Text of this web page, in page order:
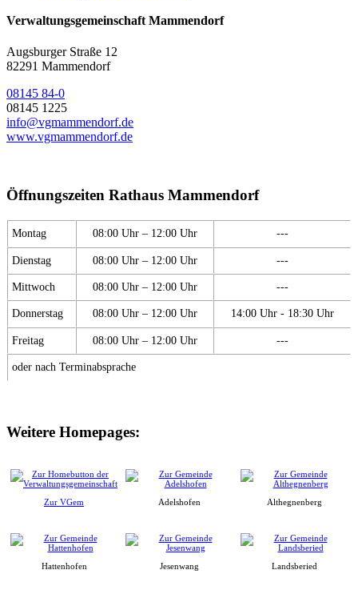
Verwaltungsgemeinschaft Mammendorf
Augsburger Straße 12
82291 Mammendorf
08145 84-0
08145 1225
info@vgmammendorf.de
www.vgmammendorf.de
Öffnungszeiten Rathaus Mammendorf
Montag 08:00 Uhr – 12:00 Uhr ---
Dienstag 08:00 Uhr – 12:00 Uhr ---
Mittwoch 08:00 Uhr – 12:00 Uhr ---
Donnerstag 08:00 Uhr – 12:00 Uhr 14:00 Uhr - 18:30 Uhr
Freitag 08:00 Uhr – 12:00 Uhr ---
oder nach Terminabsprache
Weitere Homepages:
Zur VGem Adelshofen Althegnenberg
Hattenhofen Jesenwang Landsberied